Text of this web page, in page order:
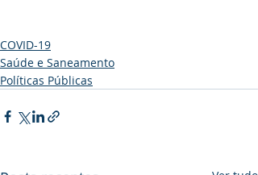
COVID-19
Saúde e Saneamento
Políticas Públicas